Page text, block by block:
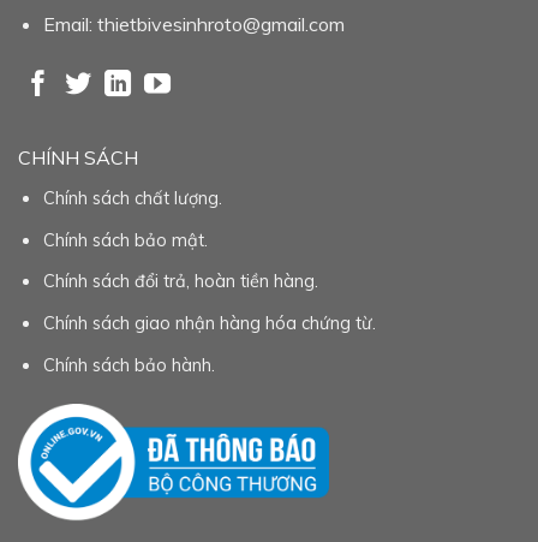
Email: thietbivesinhroto@gmail.com
CHÍNH SÁCH
Chính sách chất lượng.
Chính sách bảo mật.
Chính sách đổi trả, hoàn tiền hàng.
Chính sách giao nhận hàng hóa chứng từ.
Chính sách bảo hành.